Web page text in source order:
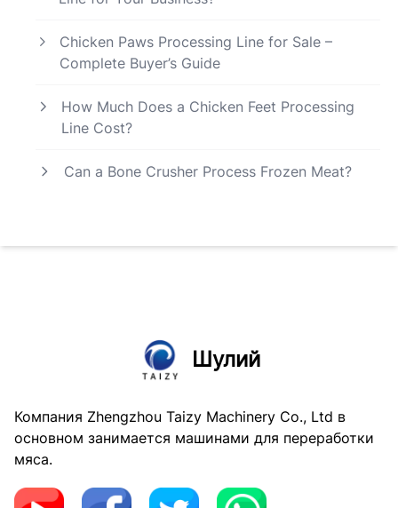
Chicken Paws Processing Line for Sale –
Complete Buyer’s Guide
How Much Does a Chicken Feet Processing
Line Cost?
Can a Bone Crusher Process Frozen Meat?
Шулий
Компания Zhengzhou Taizy Machinery Co., Ltd в
основном занимается машинами для переработки
мяса.